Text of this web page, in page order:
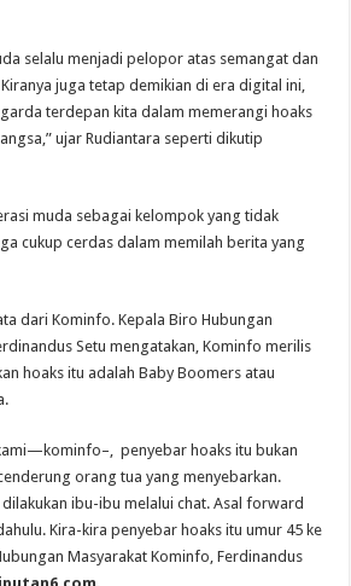
selalu menjadi pelopor atas semangat dan
juga tetap demikian di era digital ini,
terdepan kita dalam memerangi hoaks
ujar Rudiantara seperti dikutip
muda sebagai kelompok yang tidak
cukup cerdas dalam memilah berita yang
dari Kominfo. Kepala Biro Hubungan
Setu mengatakan, Kominfo merilis
hoaks itu adalah Baby Boomers atau
penyebar hoaks itu bukan
orang tua yang menyebarkan.
ibu-ibu melalui chat. Asal forward
Kira-kira penyebar hoaks itu umur 45 ke
Masyarakat Kominfo, Ferdinandus